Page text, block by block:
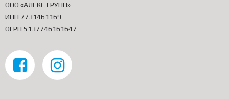
ООО «АЛЕКС ГРУПП»
ИНН 7731461169
ОГРН 5137746161647